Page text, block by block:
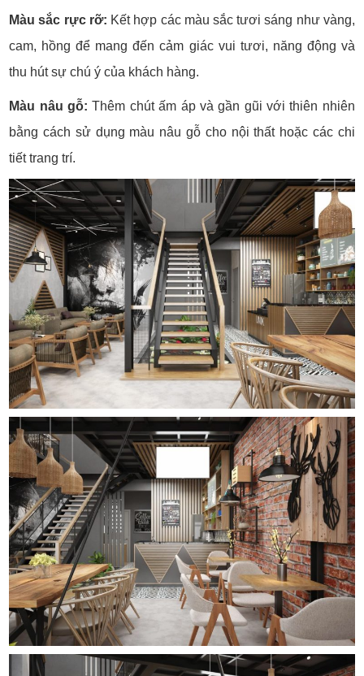
Màu sắc rực rỡ: Kết hợp các màu sắc tươi sáng như vàng,
cam, hồng để mang đến cảm giác vui tươi, năng động và
thu hút sự chú ý của khách hàng.
Màu nâu gỗ: Thêm chút ấm áp và gần gũi với thiên nhiên
bằng cách sử dụng màu nâu gỗ cho nội thất hoặc các chi
tiết trang trí.